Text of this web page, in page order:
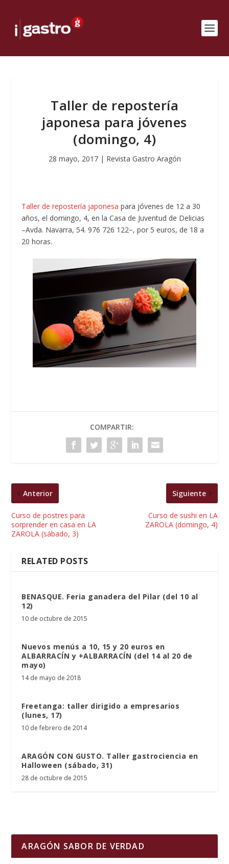
Taller de repostería
japonesa para jóvenes
(domingo, 4)
28 mayo, 2017| Revista Gastro Aragón
Taller de repostería japonesa para jóvenes de 12 a 30
años, el domingo, 4, en la Casa de Juventud de Delicias
–Avda. Navarra, 54. 976 726 122−, por 5 euros, de 18 a
20 horas.
COMPARTIR:
Anterior
Curso de postres para
sorprender en casa en LA
ZAROLA (sábado, 3)
Siguiente
Curso de sushi en LA
ZAROLA (domingo, 4)
RELATED POSTS
BENASQUE. Feria ganadera del Pilar (del 10 al
12)
10 de octubre de 2015
Nuevos menús a 10, 15 y 20 euros en
ALBARRACÍN y +ALBARRACÍN (del 14 al 20 de
mayo)
14 de mayo de 2018
Freetanga: taller dirigido a empresarios
(lunes, 17)
10 de febrero de 2014
ARAGÓN CON GUSTO. Taller gastrociencia en
Halloween (sábado, 31)
28 de octubre de 2015
ARAGÓN SABOR DE VERDAD